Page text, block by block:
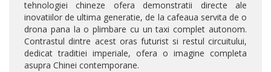
tehnologiei chineze ofera demonstratii directe ale
inovatiilor de ultima generatie, de la cafeaua servita de o
drona pana la o plimbare cu un taxi complet autonom.
Contrastul dintre acest oras futurist si restul circuitului,
dedicat traditiei imperiale, ofera o imagine completa
asupra Chinei contemporane.